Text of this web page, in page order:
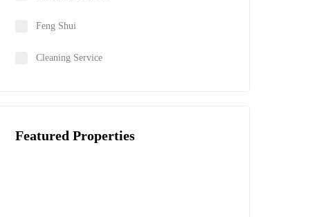
Feng Shui
Cleaning Service
Featured Properties